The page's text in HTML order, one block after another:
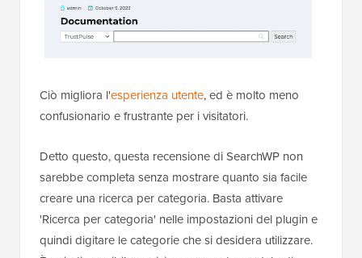
Ciò migliora l'esperienza utente, ed è molto meno
confusionario e frustrante per i visitatori.
Detto questo, questa recensione di SearchWP non
sarebbe completa senza mostrare quanto sia facile
creare una ricerca per categoria. Basta attivare
'Ricerca per categoria' nelle impostazioni del plugin e
quindi digitare le categorie che si desidera utilizzare.